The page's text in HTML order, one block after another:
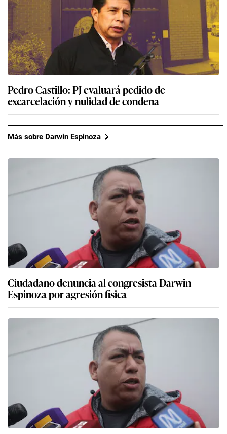
Pedro Castillo: PJ evaluará pedido de
excarcelación y nulidad de condena
Más sobre Darwin Espinoza
Ciudadano denuncia al congresista Darwin
Espinoza por agresión física